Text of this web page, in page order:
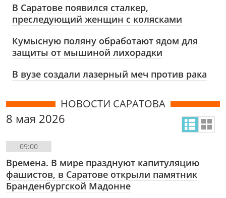
В Саратове появился сталкер,
преследующий женщин с колясками
Кумысную поляну обработают ядом для
защиты от мышиной лихорадки
В вузе создали лазерный меч против рака
НОВОСТИ САРАТОВА
8 мая 2026
09:00
Времена. В мире празднуют капитуляцию
фашистов, в Саратове открыли памятник
Бранденбургской Мадонне